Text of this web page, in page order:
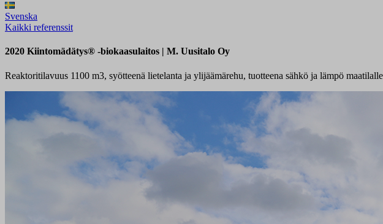
Svenska
Kaikki referenssit
2020 Kiintomädätys® -biokaasulaitos | M. Uusitalo Oy
Reaktoritilavuus 1100 m3, syötteenä lietelanta ja ylijäämärehu, tuotteena sähkö ja lämpö